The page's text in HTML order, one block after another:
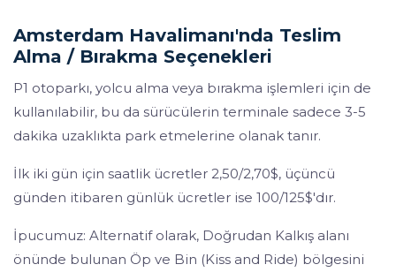
Amsterdam Havalimanı'nda Teslim
Alma / Bırakma Seçenekleri
P1 otoparkı, yolcu alma veya bırakma işlemleri için de
kullanılabilir, bu da sürücülerin terminale sadece 3-5
dakika uzaklıkta park etmelerine olanak tanır.
İlk iki gün için saatlik ücretler 2,50/2,70$, üçüncü
günden itibaren günlük ücretler ise 100/125$'dır.
İpucumuz: Alternatif olarak, Doğrudan Kalkış alanı
önünde bulunan Öp ve Bin (Kiss and Ride) bölgesini